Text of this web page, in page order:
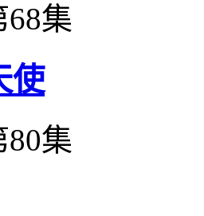
集
使
集